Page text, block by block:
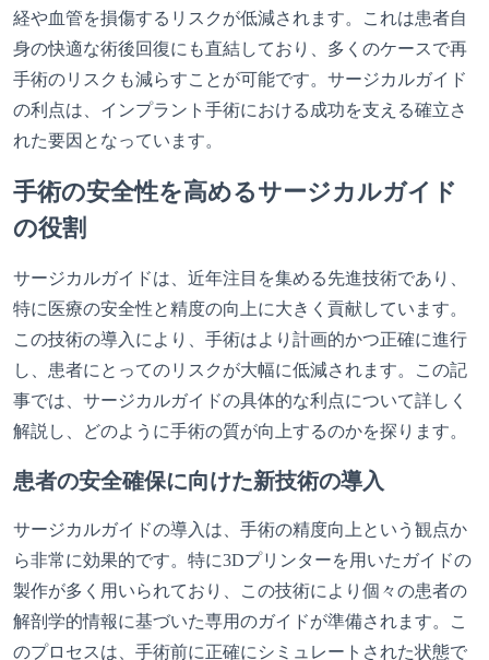
経や血管を損傷するリスクが低減されます。これは患者自
身の快適な術後回復にも直結しており、多くのケースで再
手術のリスクも減らすことが可能です。サージカルガイド
の利点は、インプラント手術における成功を支える確立さ
れた要因となっています。
手術の安全性を高めるサージカルガイド
の役割
サージカルガイドは、近年注目を集める先進技術であり、
特に医療の安全性と精度の向上に大きく貢献しています。
この技術の導入により、手術はより計画的かつ正確に進行
し、患者にとってのリスクが大幅に低減されます。この記
事では、サージカルガイドの具体的な利点について詳しく
解説し、どのように手術の質が向上するのかを探ります。
患者の安全確保に向けた新技術の導入
サージカルガイドの導入は、手術の精度向上という観点か
ら非常に効果的です。特に3Dプリンターを用いたガイドの
製作が多く用いられており、この技術により個々の患者の
解剖学的情報に基づいた専用のガイドが準備されます。こ
のプロセスは、手術前に正確にシミュレートされた状態で